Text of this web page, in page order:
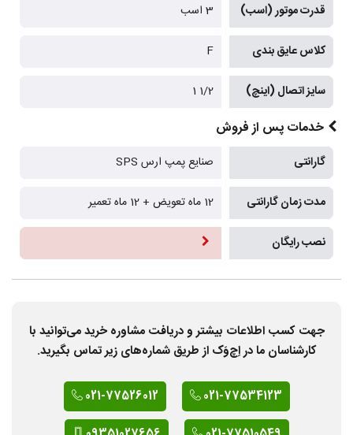
قدرت موتور (اسب) 3 اسب
کلاس عایق بندی F
سایز اتصال (اینچ) 1/2 1
خدمات پس از فروش
گارانتی صنایع پمپ ارس SPS
مدت زمان گارانتی 12 ماه تعویض + 12 ماه تعمیر
نصب رایگان
جهت کسب اطلاعات بیشتر و دریافت مشاوره خرید می‌توانید با
کارشناسان ما در اِچ‌وَک از طریق شماره‌های زیر تماس بگیرید.
021-77534123
021-77526012